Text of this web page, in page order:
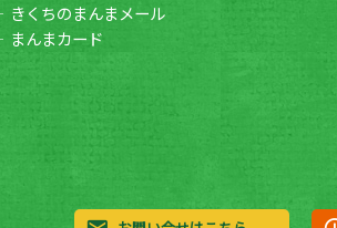
きくちのまんまメール
まんまカード